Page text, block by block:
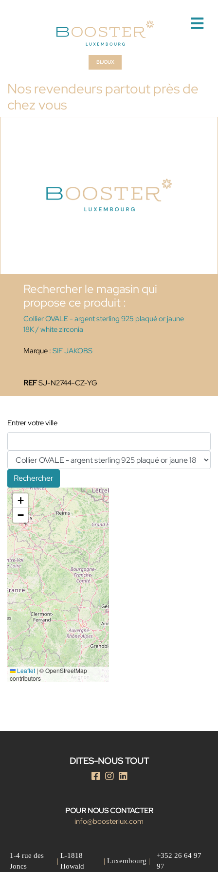
BIJOUX
Nos revendeurs partout près de
chez vous
Rechercher le magasin qui
propose ce produit :
Collier OVALE - argent sterling 925 plaqué or jaune
18K / white zirconia
Marque : SIF JAKOBS
REFSJ-N2744-CZ-YG
Entrer votre ville
Rechercher
+
−
Leaflet | © OpenStreetMap
contributors
DITES-NOUS TOUT
POUR NOUS CONTACTER
info@boosterlux.com
1-4 rue des
Joncs
|
L-1818
Howald
|Luxembourg |
+352 26 64 97
97